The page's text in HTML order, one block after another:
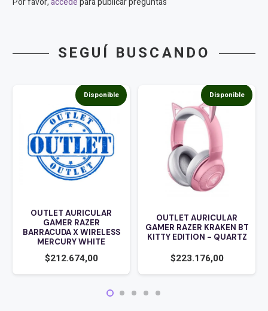
SEGUÍ BUSCANDO
Disponible
OUTLET AURICULAR
GAMER RAZER
BARRACUDA X WIRELESS
MERCURY WHITE
$212.674,00
Disponible
OUTLET AURICULAR
GAMER RAZER KRAKEN BT
KITTY EDITION - QUARTZ
$223.176,00